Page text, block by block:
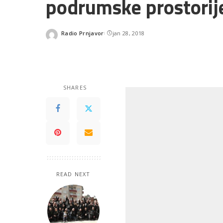
podrumske
Posted
Radio Prnjavor jan 28, 2018
SHARES
READ NEXT